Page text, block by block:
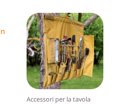
Accessori per la tavola